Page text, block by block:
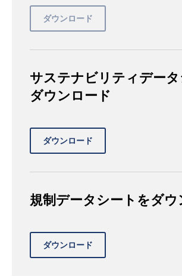
サステナビリティデー
ダウンロード
規制データシートをダウ